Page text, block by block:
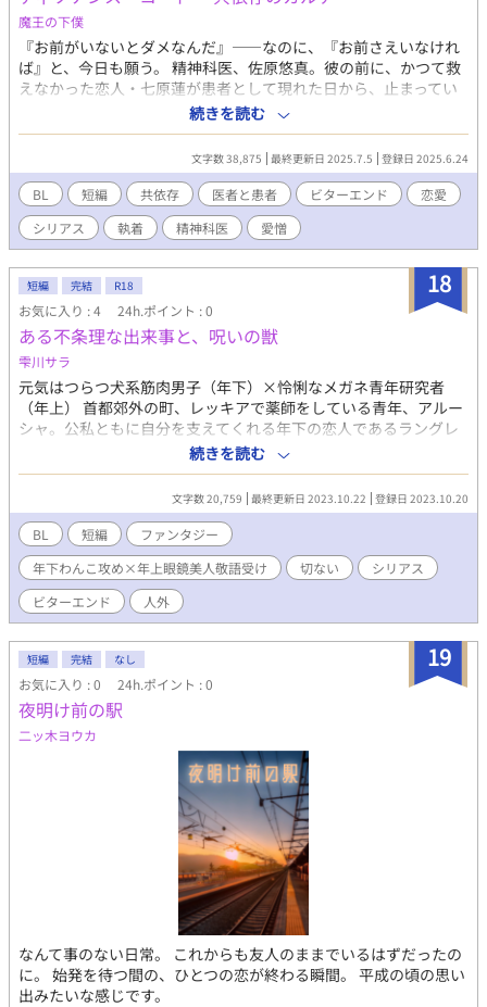
で付き合い始める。 初めて自分をちゃんとオメガとして認め、
付き合ってくれる颯人にどんどん惹かれていくましろ。 しか
し、周囲はそんなふたりに冷たい現実を突き付けるのであった
────。
魔王の下僕
『お前がいないとダメなんだ』――なのに、『お前さえいなけれ
ば』と、今日も願う。 精神科医、佐原悠真。彼の前に、かつて救
えなかった恋人・七原蓮が患者として現れた日から、止まってい
たはずの時間が再び動き出す。 過去への罪悪感から蓮を「救済」
しようと誓う佐原。だがその願いは、次第に「愛情」という名の
歪んだ支配欲へと変貌していく。 一方、蓮もまた、佐原を憎みな
がら、その支配に身を委ねることでしか得られない安らぎに溺れ
ていく。 救済という名の支配か、愛情という名の依存か。 医者と
患者、元恋人という危険な境界線で、互いの魂を求め、傷つけ合
う二人。 不協和音（ディソナンス）を奏でる彼らが辿り着く、歪
で美しい共依存の果て。 全12話。1日1投稿、投稿時間は２１時か
２２時にいたします。よろしくお願いします。
続きを読む
文字数 38,875 最終更新日 2025.7.5 登録日 2025.6.24
BL 短編 共依存 医者と患者 ビターエンド
恋愛
シリアス
執着 精神科医 愛憎
18
短編 完結 R18
お気に入り : 4 24h.ポイント : 0
ある不条理な出来事と、呪いの獣
雫川サラ
元気はつらつ犬系筋肉男子（年下）×怜悧なメガネ青年研究者
（年上） 首都郊外の町、レッキアで薬師をしている青年、アルー
シャ。公私ともに自分を支えてくれる年下の恋人であるラングレ
ンと共に、穏やかで幸せな毎日を送っている……はずだった。 日
常に突如訪れる、不条理な出来事。たった1人の男の歪んだ欲望に
巻き込まれた2人の運命は——。 （ラブシーン含む回は**をつけ
ています）
続きを読む
文字数 20,759 最終更新日 2023.10.22 登録日 2023.10.20
BL 短編
ファンタジー
年下わんこ攻め×年上眼鏡美人敬語受け
切ない
シリアス
ビターエンド
人外
19
短編 完結 なし
お気に入り : 0 24h.ポイント : 0
夜明け前の駅
二ッ木ヨウカ
なんて事のない日常。 これからも友人のままでいるはずだったの
に。 始発を待つ間の、ひとつの恋が終わる瞬間。 平成の頃の思い
出みたいな感じです。